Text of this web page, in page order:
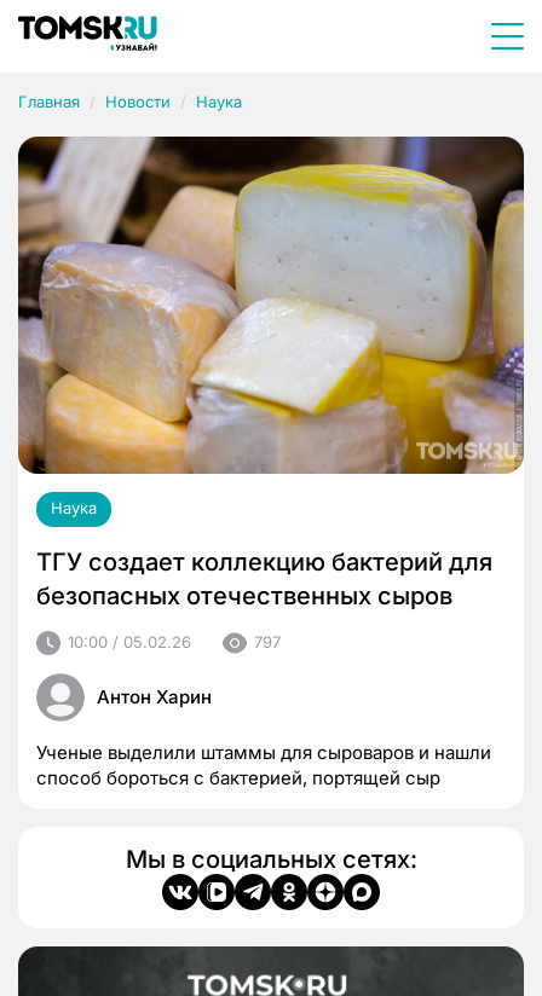
Главная Новости Наука
Наука
ТГУ создает коллекцию бактерий для
безопасных отечественных сыров
10:00 / 05.02.26 797
Антон Харин
Ученые выделили штаммы для сыроваров и нашли
способ бороться с бактерией, портящей сыр
Мы в социальных сетях: